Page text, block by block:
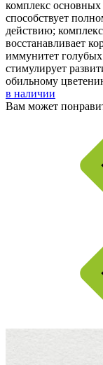
комплекс
способствует
действию;
восстанавливает
иммунитет голубых
стимулирует
обильному
в наличии
Вам может